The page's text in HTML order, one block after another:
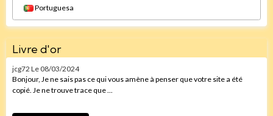
Portuguesa
Livre d'or
jcg72 Le 08/03/2024
Bonjour, Je ne sais pas ce qui vous amène à penser que votre site a été
copié. Je ne trouve trace que ...